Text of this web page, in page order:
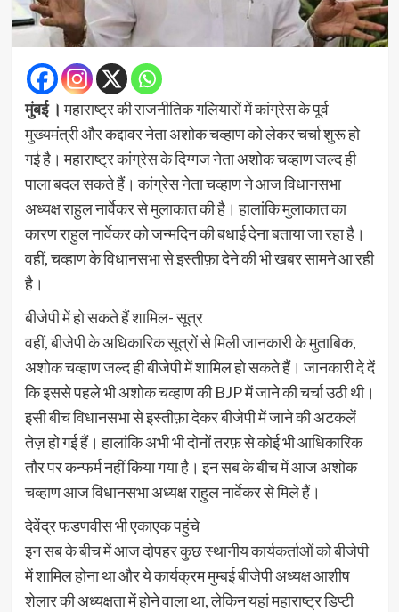
मुंबई ।महाराष्ट्र की राजनीतिक गलियारों में कांग्रेस के पूर्व
मुख्यमंत्री और कद्दावर नेता अशोक चव्हाण को लेकर चर्चा शुरू हो
गई है। महाराष्ट्र कांग्रेस के दिग्गज नेता अशोक चव्हाण जल्द ही
पाला बदल सकते हैं। कांग्रेस नेता चव्हाण ने आज विधानसभा
अध्यक्ष राहुल नार्वेकर से मुलाकात की है। हालांकि मुलाकात का
कारण राहुल नार्वेकर को जन्मदिन की बधाई देना बताया जा रहा है।
वहीं, चव्हाण के विधानसभा से इस्तीफ़ा देने की भी खबर सामने आ रही
है।
बीजेपी में हो सकते हैं शामिल- सूत्र
वहीं, बीजेपी के अधिकारिक सूत्रों से मिली जानकारी के मुताबिक,
अशोक चव्हाण जल्द ही बीजेपी में शामिल हो सकते हैं। जानकारी दे दें
कि इससे पहले भी अशोक चव्हाण की BJP में जाने की चर्चा उठी थी।
इसी बीच विधानसभा से इस्तीफ़ा देकर बीजेपी में जाने की अटकलें
तेज़ हो गई हैं। हालांकि अभी भी दोनों तरफ़ से कोई भी आधिकारिक
तौर पर कन्फर्म नहीं किया गया है। इन सब के बीच में आज अशोक
चव्हाण आज विधानसभा अध्यक्ष राहुल नार्वेकर से मिले हैं।
देवेंद्र फडणवीस भी एकाएक पहुंचे
इन सब के बीच में आज दोपहर कुछ स्थानीय कार्यकर्ताओं को बीजेपी
में शामिल होना था और ये कार्यक्रम मुम्बई बीजेपी अध्यक्ष आशीष
शेलार की अध्यक्षता में होने वाला था, लेकिन यहां महाराष्ट्र डिप्टी